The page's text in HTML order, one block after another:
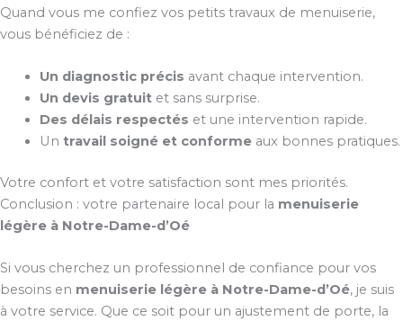
Quand vous me confiez vos petits travaux de menuiserie,
vous bénéficiez de :
Un diagnostic précis avant chaque intervention.
Un devis gratuitet sans surprise.
Des délais respectés et une intervention rapide.
Un travail soigné et conformeaux bonnes pratiques.
Votre confort et votre satisfaction sont mes priorités.
Conclusion : votre partenaire local pour la menuiserie
légère à Notre-Dame-d’Oé
Si vous cherchez un professionnel de confiance pour vos
besoins en menuiserie légère à Notre-Dame-d’Oé, je suis
à votre service. Que ce soit pour un ajustement de porte, la